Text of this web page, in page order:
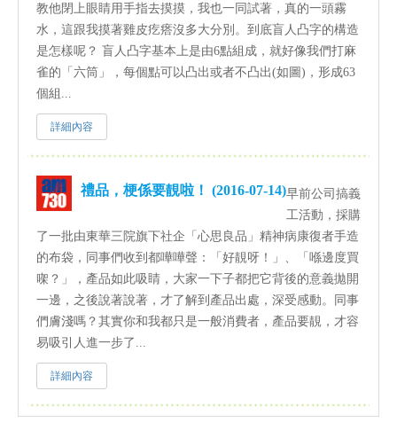
教他閉上眼睛用手指去摸摸，我也一同試著，真的一頭霧
水，這跟我摸著雞皮疙瘩沒多大分別。到底盲人凸字的構造
是怎樣呢？ 盲人凸字基本上是由6點組成，就好像我們打麻
雀的「六筒」，每個點可以凸出或者不凸出(如圖)，形成63
個組...
詳細內容
禮品，梗係要靚啦！ (2016-07-14)早前公司搞義
工活動，採購
了一批由東華三院旗下社企「心思良品」精神病康復者手造
的布袋，同事們收到都嘩嘩聲：「好靚呀！」、「喺邊度買
㗎？」，產品如此吸睛，大家一下子都把它背後的意義拋開
一邊，之後說著說著，才了解到產品出處，深受感動。同事
們膚淺嗎？其實你和我都只是一般消費者，產品要靚，才容
易吸引人進一步了...
詳細內容